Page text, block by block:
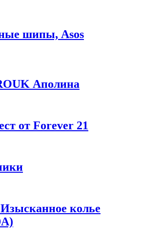
шипы, Asos
Аполина
от Forever 21
колье